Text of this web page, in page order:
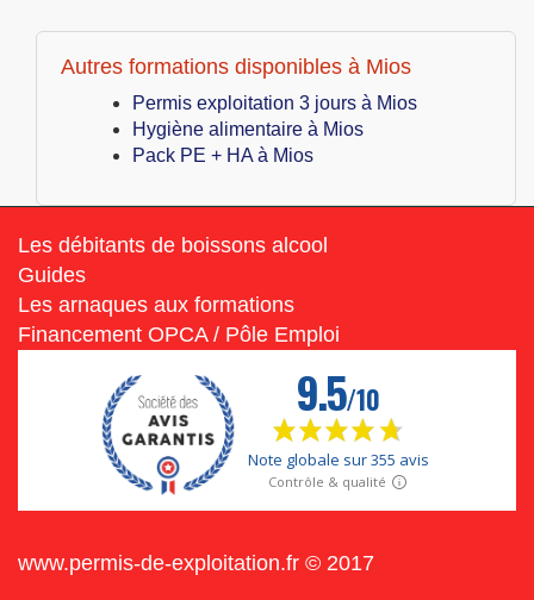
Autres formations disponibles à Mios
Permis exploitation 3 jours à Mios
Hygiène alimentaire à Mios
Pack PE + HA à Mios
Les débitants de boissons alcool
Guides
Les arnaques aux formations
Financement OPCA / Pôle Emploi
www.permis-de-exploitation.fr © 2017